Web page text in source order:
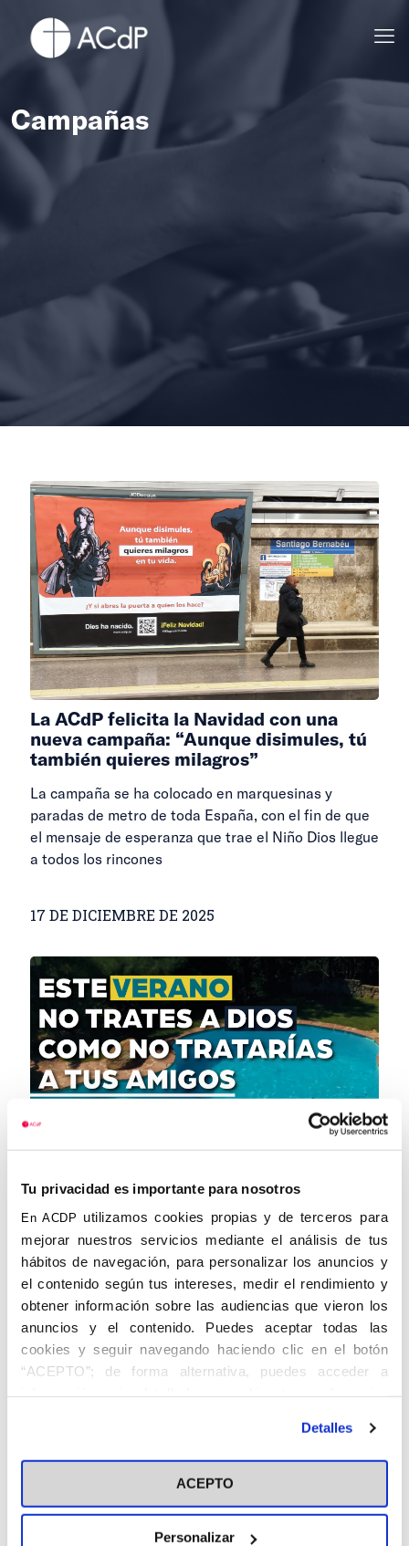
Tu privacidad es importante para nosotros
En ACDP utilizamos cookies propias y de terceros para
mejorar nuestros servicios mediante el análisis de tus
hábitos de navegación, para personalizar los anuncios y
el contenido según tus intereses, medir el rendimiento y
obtener información sobre las audiencias que vieron los
anuncios y el contenido. Puedes aceptar todas las
cookies y seguir navegando haciendo clic en el botón
“ACEPTO”; de forma alternativa, puedes acceder a
información más detallada y cambiar tus preferencias
en el botón "Personalizar". Para más información puedes
visitar nuestra Política de Cookies
Detalles
ACEPTO
Personalizar
Campañas
La ACdP felicita la Navidad con una
nueva campaña: “Aunque disimules, tú
también quieres milagros”
La campaña se ha colocado en marquesinas y
paradas de metro de toda España, con el fin de que
el mensaje de esperanza que trae el Niño Dios llegue
a todos los rincones
17 DE DICIEMBRE DE 2025
“Que el verano de tu vida no sea el
invierno de tu alma”, nueva campaña de
la ACdP
Nuestro nuevo spot recuerda a los católicos la
importancia de mantener la relación personal con
Dios también durante las vacaciones. El cartel con el
eslogan “Que el[…]
Anteriores
13
Siguientes